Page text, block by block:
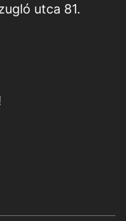
utca 81.